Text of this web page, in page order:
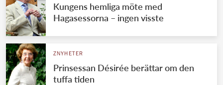
Svenska kungahuset
Brittiska kungahuset
Danska kungahuset
REDAKTION
Kungens hemliga möte med
Hagasessorna – ingen visste
ZNYHETER
Prinsessan Désirée berättar om den
tuffa tiden